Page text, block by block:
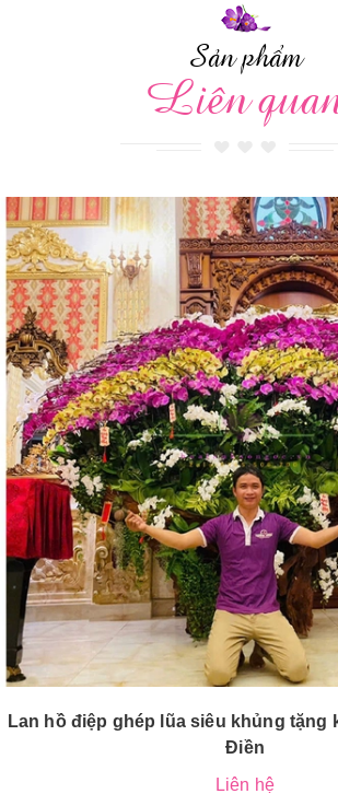
Sản phẩm
Liên
Lan hồ điệp ghép lũa siêu khủng tặng
Điền
Liên hệ